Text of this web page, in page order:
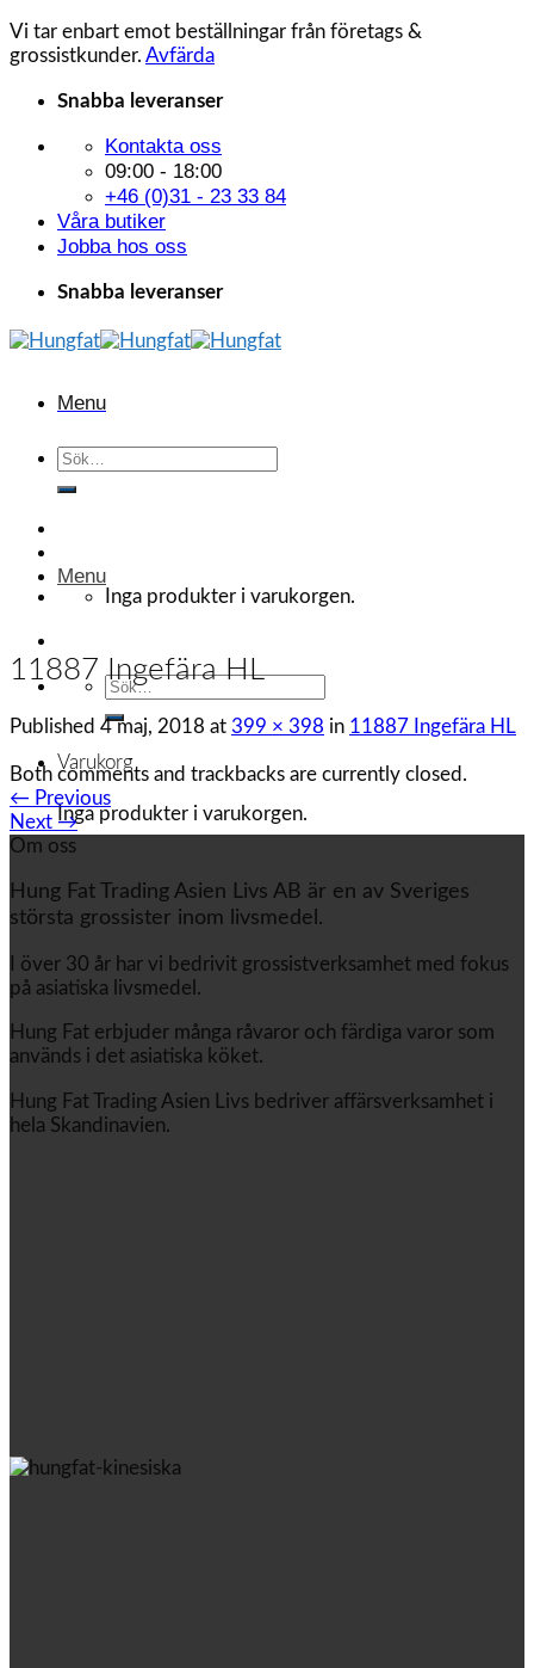
Vi tar enbart emot beställningar från företags &
grossistkunder. Avfärda
Skip
content
Snabba leveranser
Kontakta oss
09:00 - 18:00
+46 (0)31 - 23 33 84
Våra butiker
Jobba hos oss
Snabba leveranser
Menu
Sök
Inga produkter i varukorgen.
Sök
Varukorg
Inga produkter i varukorgen.
Menu
11887 Ingefära HL
Published 4 maj, 2018 at 399 × 398 in 11887 Ingefära HL
Both comments and trackbacks are currently closed.
← Previous
Next →
Om oss
Hung Fat Trading Asien Livs AB är en av Sveriges
största grossister inom livsmedel.
I över 30 år har vi bedrivit grossistverksamhet med fokus
på asiatiska livsmedel.
Hung Fat erbjuder många råvaror och färdiga varor som
används i det asiatiska köket.
Hung Fat Trading Asien Livs bedriver affärsverksamhet i
hela Skandinavien.